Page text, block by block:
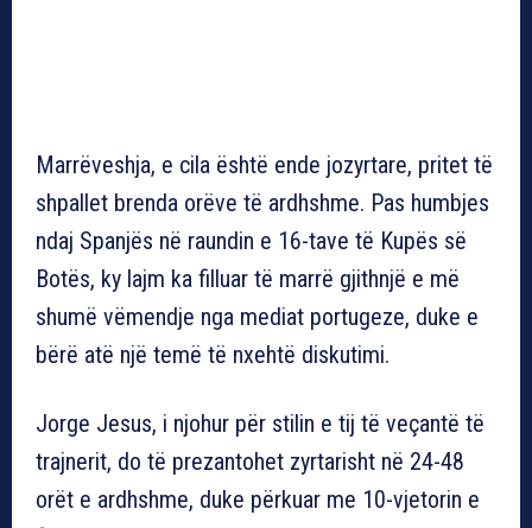
Marrëveshja, e cila është ende jozyrtare, pritet të
shpallet brenda orëve të ardhshme. Pas humbjes
ndaj Spanjës në raundin e 16-tave të Kupës së
Botës, ky lajm ka filluar të marrë gjithnjë e më
shumë vëmendje nga mediat portugeze, duke e
bërë atë një temë të nxehtë diskutimi.
Jorge Jesus, i njohur për stilin e tij të veçantë të
trajnerit, do të prezantohet zyrtarisht në 24-48
orët e ardhshme, duke përkuar me 10-vjetorin e